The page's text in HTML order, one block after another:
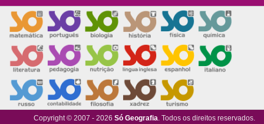
Copyright © 2007 - 2026 Só Geografia. Todos os direitos reservados.